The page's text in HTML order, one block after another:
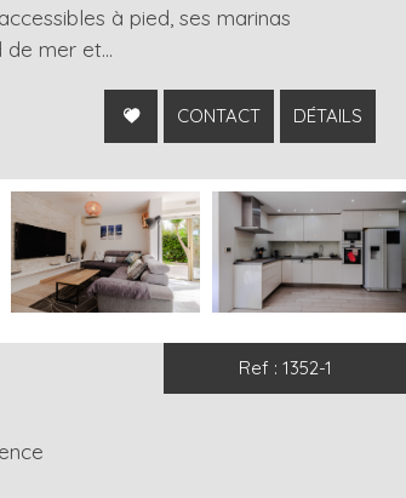
à pied, ses marinas
mer et...
CONTACT DÉTAILS
Ref : 1352-1